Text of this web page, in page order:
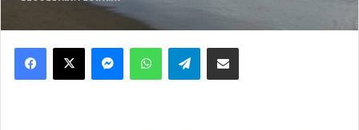
WhatsApp Telegram